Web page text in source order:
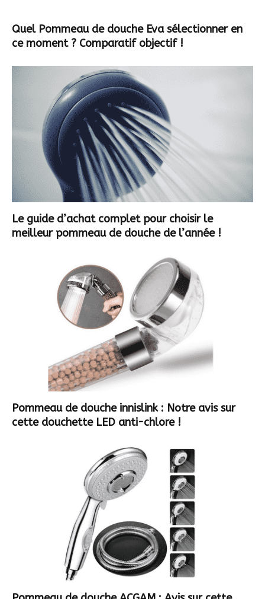
Quel Pommeau de douche Eva sélectionner en
ce moment ? Comparatif objectif !
Le guide d’achat complet pour choisir le
meilleur pommeau de douche de l’année !
Pommeau de douche innislink : Notre avis sur
cette douchette LED anti-chlore !